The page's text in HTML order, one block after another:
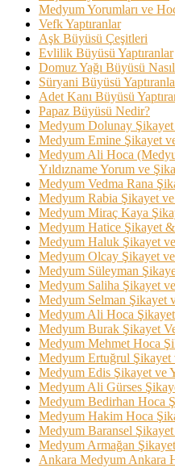
Medyum Yorumları ve
Vefk Yaptıranlar
Aşk Büyüsü Çeşitleri
Evlilik Büyüsü Yaptıranlar
Domuz Yağı Büyüsü
Süryani Büyüsü
Adet Kanı Büyüsü
Papaz Büyüsü Nedir?
Medyum Dolunay Şikayet
Medyum Emine Şikayet
Medyum Ali Hoca
Yıldızname Yorum ve
Medyum Vedma Rana
Medyum Rabia Şikayet ve
Medyum Miraç Kaya
Medyum Hatice Şikayet &
Medyum Haluk Şikayet
Medyum Olcay Şikayet
Medyum Süleyman
Medyum Saliha Şikayet
Medyum Selman Şikayet
Medyum Ali Hoca Şikayet
Medyum Burak Şikayet
Medyum Mehmet Hoca
Medyum Ertuğrul Şikayet
Medyum Edis Şikayet ve
Medyum Ali Gürses
Medyum Bedirhan Hoca
Medyum Hakim Hoca
Medyum Baransel Şikayet
Medyum Armağan
Ankara Medyum Ankara